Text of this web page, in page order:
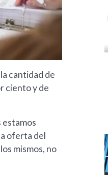
cantidad de
ciento y de
oferta del
mismos, no